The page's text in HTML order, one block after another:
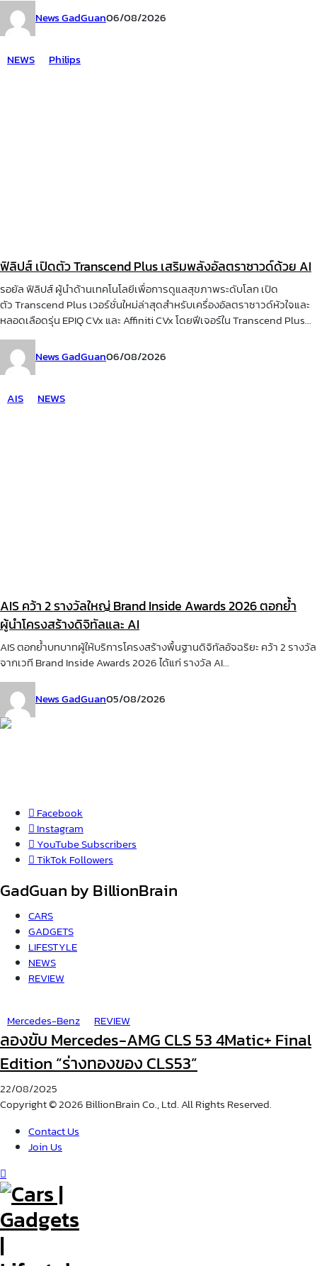
News GadGuan06/08/2026
NEWS Philips
ฟิลิปส์ เปิดตัว Transcend Plus เสริมพลังอัลตราซาวด์ด้วย AI
รอยัล ฟิลิปส์ ผู้นำด้านเทคโนโลยีเพื่อการดูแลสุขภาพระดับโลก เปิด
ตัว Transcend Plus เวอร์ชั่นใหม่ล่าสุดสำหรับเครื่องอัลตราซาวด์หัวใจและ
หลอดเลือดรุ่น EPIQ CVx และ Affiniti CVx โดยฟีเจอร์ใน Transcend Plus...
News GadGuan06/08/2026
AIS NEWS
AIS คว้า 2 รางวัลใหญ่ Brand Inside Awards 2026 ตอกย้ำ
ผู้นำโครงสร้างดิจิทัลและ AI
AIS ตอกย้ำบทบาทผู้ให้บริการโครงสร้างพื้นฐานดิจิทัลอัจฉริยะ คว้า 2 รางวัล
จากเวที Brand Inside Awards 2026 ได้แก่ รางวัล AI...
News GadGuan05/08/2026
Facebook
Instagram
YouTubeSubscribers
TikTok Followers
GadGuan by BillionBrain
CARS
GADGETS
LIFESTYLE
NEWS
REVIEW
Mercedes-Benz REVIEW
ลองขับ Mercedes-AMG CLS 53 4Matic+ Final
Edition “ร่างทองของ CLS53”
22/08/2025
Copyright © 2026 BillionBrain Co., Ltd. All Rights Reserved.
Contact Us
Join Us